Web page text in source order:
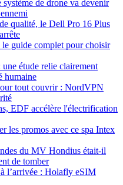
de drone va devenir
qualité, le Dell Pro 16 Plus
guide complet pour choisir
étude relie clairement
humaine
tout couvrir : NordVPN
EDF accélère l'électrification
les promos avec ce spa Intex
du MV Hondius était-il
de tomber
l’arrivée : Holafly eSIM